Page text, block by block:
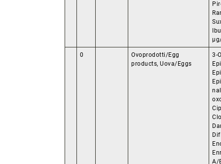
0
Ovoprodotti/Egg
products, Uova/Eggs
3-
A/